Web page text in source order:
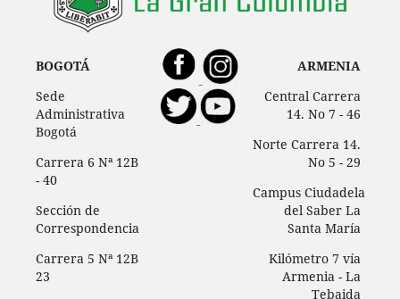
BOGOTÁ
Sede
Administrativa
Bogotá
Carrera 6 Nª 12B
- 40
Sección de
Correspondencia
Carrera 5 Nª 12B
23
ARMENIA
Central Carrera
14. No 7 - 46
Norte Carrera 14.
No 5 - 29
Campus Ciudadela
del Saber La
Santa María
Kilómetro 7 vía
Armenia - La
Tebaida